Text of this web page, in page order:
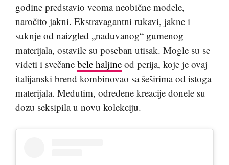
godine predstavio veoma neobične modele,
naročito jakni. Ekstravagantni rukavi, jakne i
suknje od naizgled „naduvanog“ gumenog
materijala, ostavile su poseban utisak. Mogle su se
videti i svečane bele haljine od perija, koje je ovaj
italijanski brend kombinovao sa šeširima od istoga
materijala. Međutim, određene kreacije donele su
dozu seksipila u novu kolekciju.